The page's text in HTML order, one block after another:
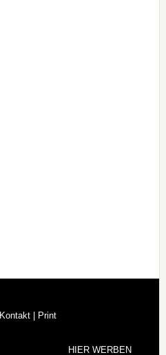
Kontakt | Print
HIER WERBEN